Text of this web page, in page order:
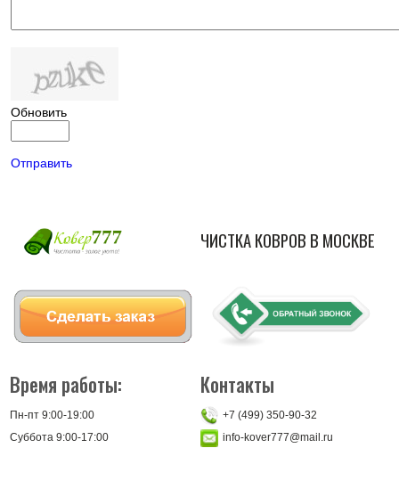
Обновить
Отправить
ЧИСТКА КОВРОВ В МОСКВЕ
Время работы:
Пн-пт 9:00-19:00
Суббота 9:00-17:00
Контакты
+7 (499) 350-90-32
info-kover777@mail.ru